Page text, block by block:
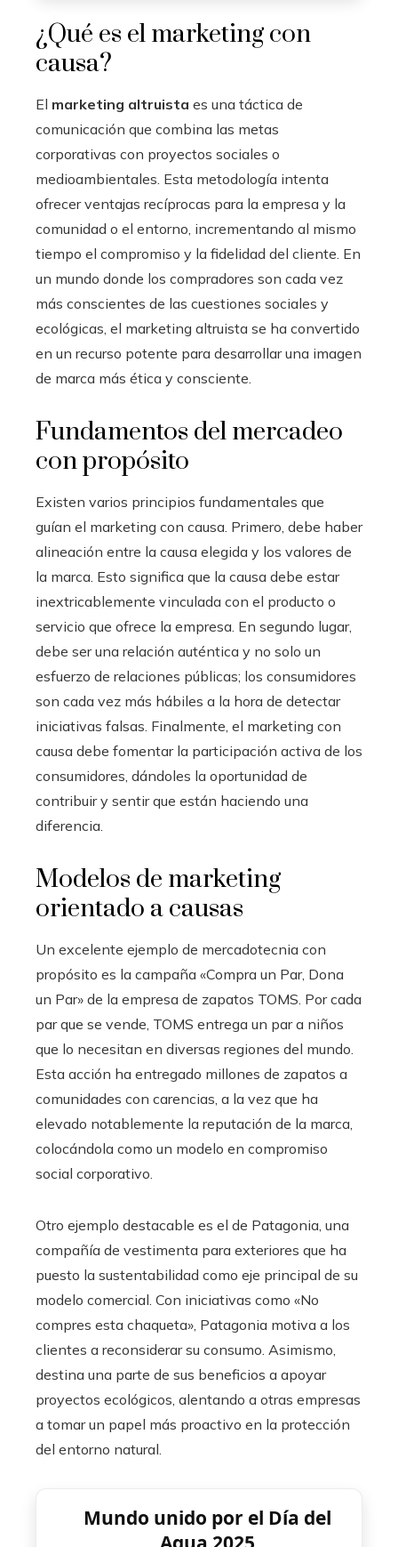
¿Qué es el marketing con
causa?
El marketing altruista es una táctica de
comunicación que combina las metas
corporativas con proyectos sociales o
medioambientales. Esta metodología intenta
ofrecer ventajas recíprocas para la empresa y la
comunidad o el entorno, incrementando al mismo
tiempo el compromiso y la fidelidad del cliente. En
un mundo donde los compradores son cada vez
más conscientes de las cuestiones sociales y
ecológicas, el marketing altruista se ha convertido
en un recurso potente para desarrollar una imagen
de marca más ética y consciente.
Fundamentos del mercadeo
con propósito
Existen varios principios fundamentales que
guían el marketing con causa. Primero, debe haber
alineación entre la causa elegida y los valores de
la marca. Esto significa que la causa debe estar
inextricablemente vinculada con el producto o
servicio que ofrece la empresa. En segundo lugar,
debe ser una relación auténtica y no solo un
esfuerzo de relaciones públicas; los consumidores
son cada vez más hábiles a la hora de detectar
iniciativas falsas. Finalmente, el marketing con
causa debe fomentar la participación activa de los
consumidores, dándoles la oportunidad de
contribuir y sentir que están haciendo una
diferencia.
Modelos de marketing
orientado a causas
Un excelente ejemplo de mercadotecnia con
propósito es la campaña «Compra un Par, Dona
un Par» de la empresa de zapatos TOMS. Por cada
par que se vende, TOMS entrega un par a niños
que lo necesitan en diversas regiones del mundo.
Esta acción ha entregado millones de zapatos a
comunidades con carencias, a la vez que ha
elevado notablemente la reputación de la marca,
colocándola como un modelo en compromiso
social corporativo.
Otro ejemplo destacable es el de Patagonia, una
compañía de vestimenta para exteriores que ha
puesto la sustentabilidad como eje principal de su
modelo comercial. Con iniciativas como «No
compres esta chaqueta», Patagonia motiva a los
clientes a reconsiderar su consumo. Asimismo,
destina una parte de sus beneficios a apoyar
proyectos ecológicos, alentando a otras empresas
a tomar un papel más proactivo en la protección
del entorno natural.
Mundo unido por el Día del